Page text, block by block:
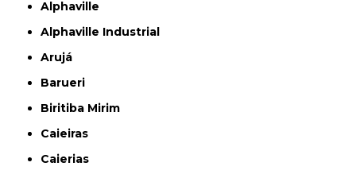
Alphaville
Alphaville Industrial
Arujá
Barueri
Biritiba Mirim
Caieiras
Caierias